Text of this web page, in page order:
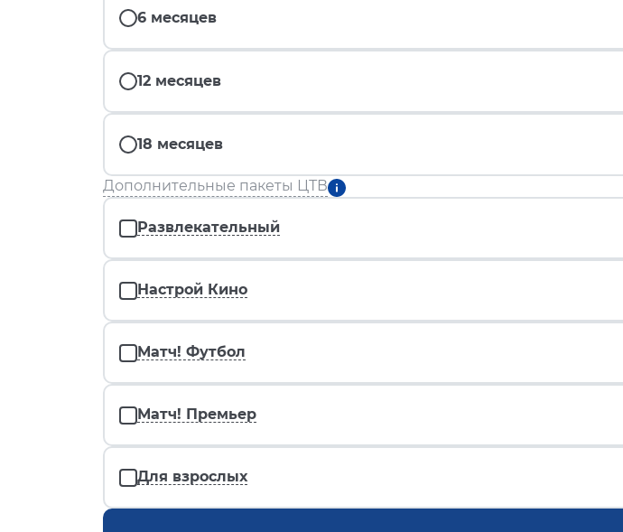
6 месяцев
12 месяцев
18 месяцев
Дополнительные пакеты ЦТВ
Развлекательный
Настрой Кино
Матч! Футбол
Матч! Премьер
Для взрослых